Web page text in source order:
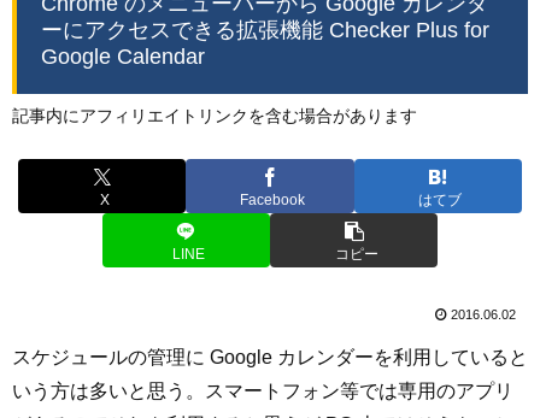
ーにアクセスできる拡張機能 Checker Plus for
Google Calendar
記事内にアフィリエイトリンクを含む場合があります
X Facebook はてブ
LINE コピー
2016.06.02
スケジュールの管理に Google カレンダーを利用していると
いう方は多いと思う。スマートフォン等では専用のアプリ